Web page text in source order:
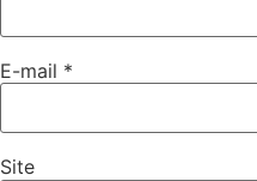
E-mail *
Site